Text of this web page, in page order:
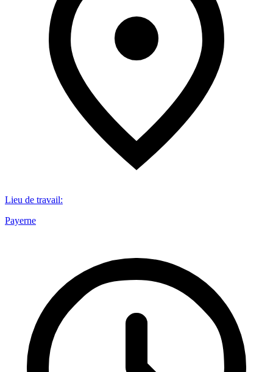
Lieu de travail:
Payerne